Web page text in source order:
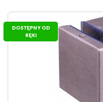
DOSTĘPNY OD
RĘKI